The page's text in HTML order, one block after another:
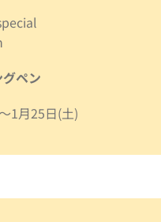
ペン
1月25日(土)